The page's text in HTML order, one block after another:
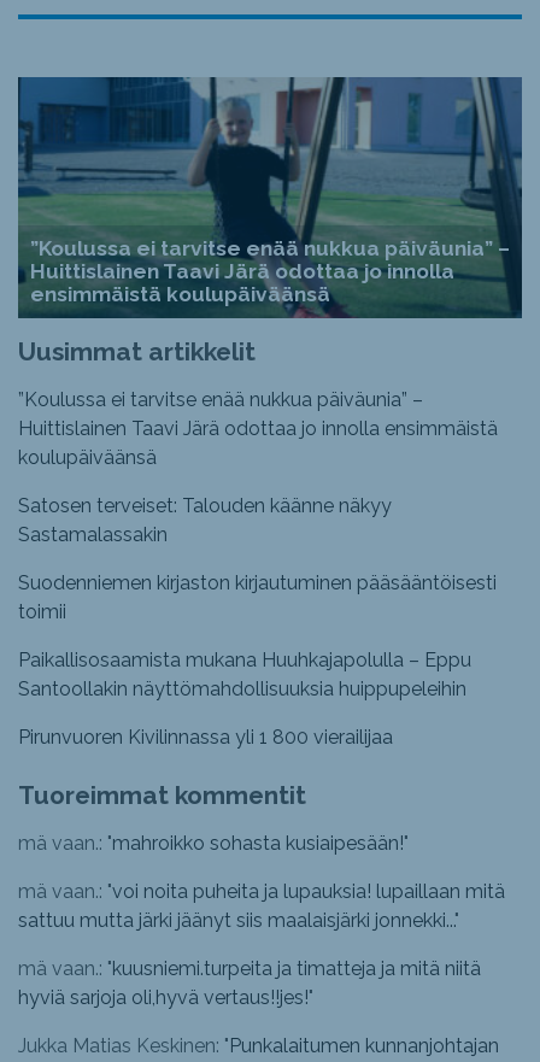
”Koulussa ei tarvitse enää nukkua päiväunia” –
Huittislainen Taavi Järä odottaa jo innolla
ensimmäistä koulupäiväänsä
Uusimmat artikkelit
”Koulussa ei tarvitse enää nukkua päiväunia” –
Huittislainen Taavi Järä odottaa jo innolla ensimmäistä
koulupäiväänsä
Satosen terveiset: Talouden käänne näkyy
Sastamalassakin
Suodenniemen kirjaston kirjautuminen pääsääntöisesti
toimii
Paikallisosaamista mukana Huuhkajapolulla – Eppu
Santoollakin näyttömahdollisuuksia huippupeleihin
Pirunvuoren Kivilinnassa yli 1 800 vierailijaa
Tuoreimmat kommentit
mä vaan.: "mahroikko sohasta kusiaipesään!"
mä vaan.: "voi noita puheita ja lupauksia! lupaillaan mitä
sattuu mutta järki jäänyt siis maalaisjärki jonnekki..."
mä vaan.: "kuusniemi.turpeita ja timatteja ja mitä niitä
hyviä sarjoja oli,hyvä vertaus!!jes!"
Jukka Matias Keskinen: "Punkalaitumen kunnanjohtajan